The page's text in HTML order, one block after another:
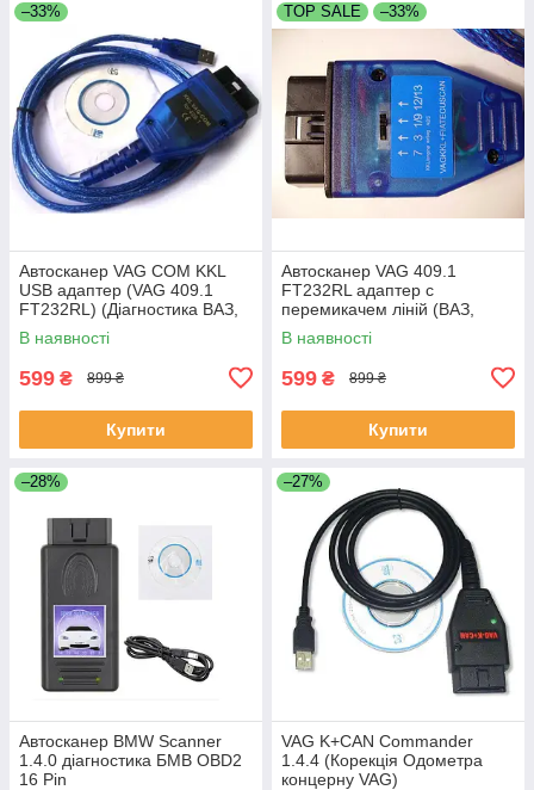
–33%
Автосканер VAG COM KKL
USB адаптер (VAG 409.1
FT232RL) (Діагностика ВАЗ,
старі VW/Seat/Audi/Skoda)
В наявності
599 ₴ 899 ₴
Купити
TOP SALE –33%
Автосканер VAG 409.1
FT232RL адаптер c
перемикачем ліній (ВАЗ,
старые VW/Seat/Audi/Skoda,
Chevrolet)
В наявності
599 ₴ 899 ₴
Купити
–28%
Автосканер BMW Scanner
1.4.0 діагностика БМВ OBD2
16 Pin
–27%
VAG K+CAN Commander
1.4.4 (Корекція Одометра
концерну VAG)